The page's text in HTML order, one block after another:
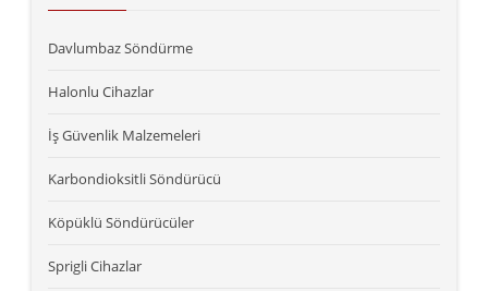
Davlumbaz Söndürme
Halonlu Cihazlar
İş Güvenlik Malzemeleri
Karbondioksitli Söndürücü
Köpüklü Söndürücüler
Sprigli Cihazlar